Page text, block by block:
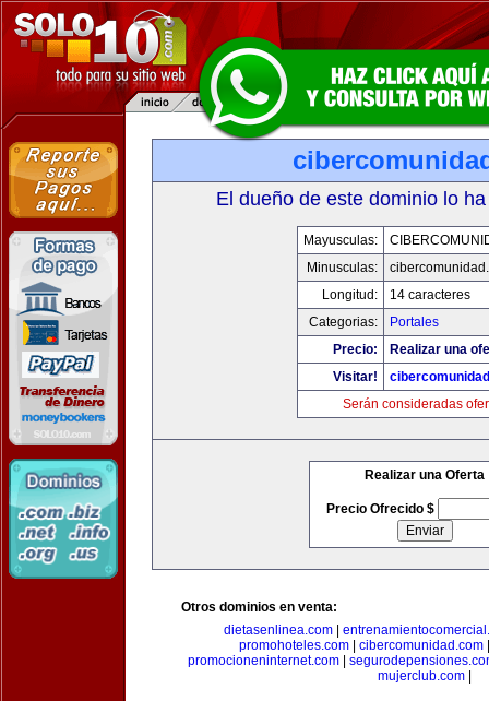
El dueño de este dominio lo
Mayusculas:
Minusculas:
Longitud:
14 caracteres
Categorias:
Portales
Precio:
Realizar una
Visitar!
Serán consideradas
Realizar una Oferta
Precio Ofrecido $
Otros dominios en venta:
dietasenlinea.com|
promohoteles.com
cibercomunidad.com
promocioneninternet.com|
mujerclub.com